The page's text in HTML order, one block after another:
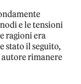
e le tensioni
ragioni era
stato il seguito,
rimanere